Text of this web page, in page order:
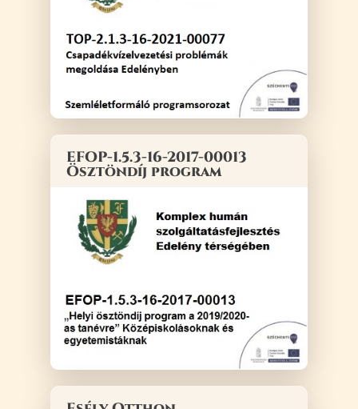
EFOP-1.5.3-16-2017-00013
Ösztöndíj program